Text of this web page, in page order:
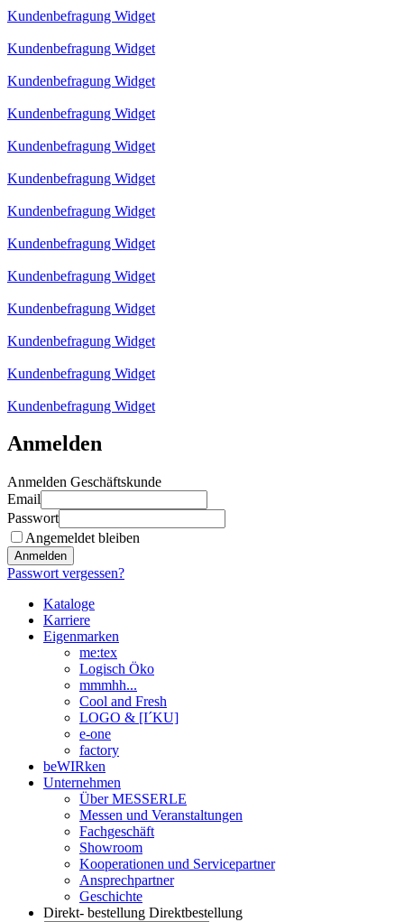
Kundenbefragung Widget
Kundenbefragung Widget
Kundenbefragung Widget
Kundenbefragung Widget
Kundenbefragung Widget
Kundenbefragung Widget
Kundenbefragung Widget
Kundenbefragung Widget
Kundenbefragung Widget
Kundenbefragung Widget
Kundenbefragung Widget
Kundenbefragung Widget
Kundenbefragung Widget
Anmelden
Anmelden Geschäftskunde
Email
Passwort
Angemeldet bleiben
Anmelden
Passwort vergessen?
Kataloge
Karriere
Eigenmarken
me:tex
Logisch Öko
mmmhh...
Cool and Fresh
LOGO & [I´KU]
e-one
factory
beWIRken
Unternehmen
Über MESSERLE
Messen und Veranstaltungen
Fachgeschäft
Showroom
Kooperationen und Servicepartner
Ansprechpartner
Geschichte
Direkt- bestellung Direktbestellung